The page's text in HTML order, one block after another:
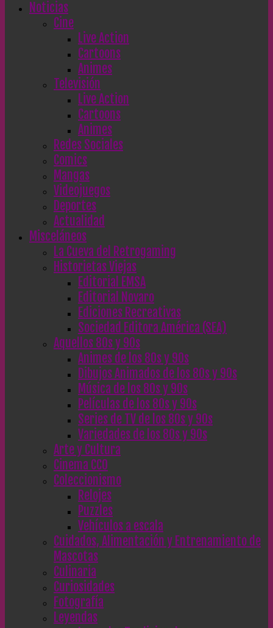
Noticias
Cine
Live Action
Cartoons
Animes
Televisión
Live Action
Cartoons
Animes
Redes Sociales
Comics
Mangas
Videojuegos
Deportes
Actualidad
Misceláneos
La Cueva del Retrogaming
Historietas Viejas
Editorial EMSA
Editorial Novaro
Ediciones Recreativas
Sociedad Editora América (SEA)
Aquellos 80s y 90s
Animes de los 80s y 90s
Dibujos Animados de los 80s y 90s
Música de los 80s y 90s
Películas de los 80s y 90s
Series de TV de los 80s y 90s
Variedades de los 80s y 90s
Arte y Cultura
Cinema CC0
Coleccionismo
Relojes
Puzzles
Vehículos a escala
Cuidados, Alimentación y Entrenamiento de
Mascotas
Culinaria
Curiosidades
Fotografía
Leyendas